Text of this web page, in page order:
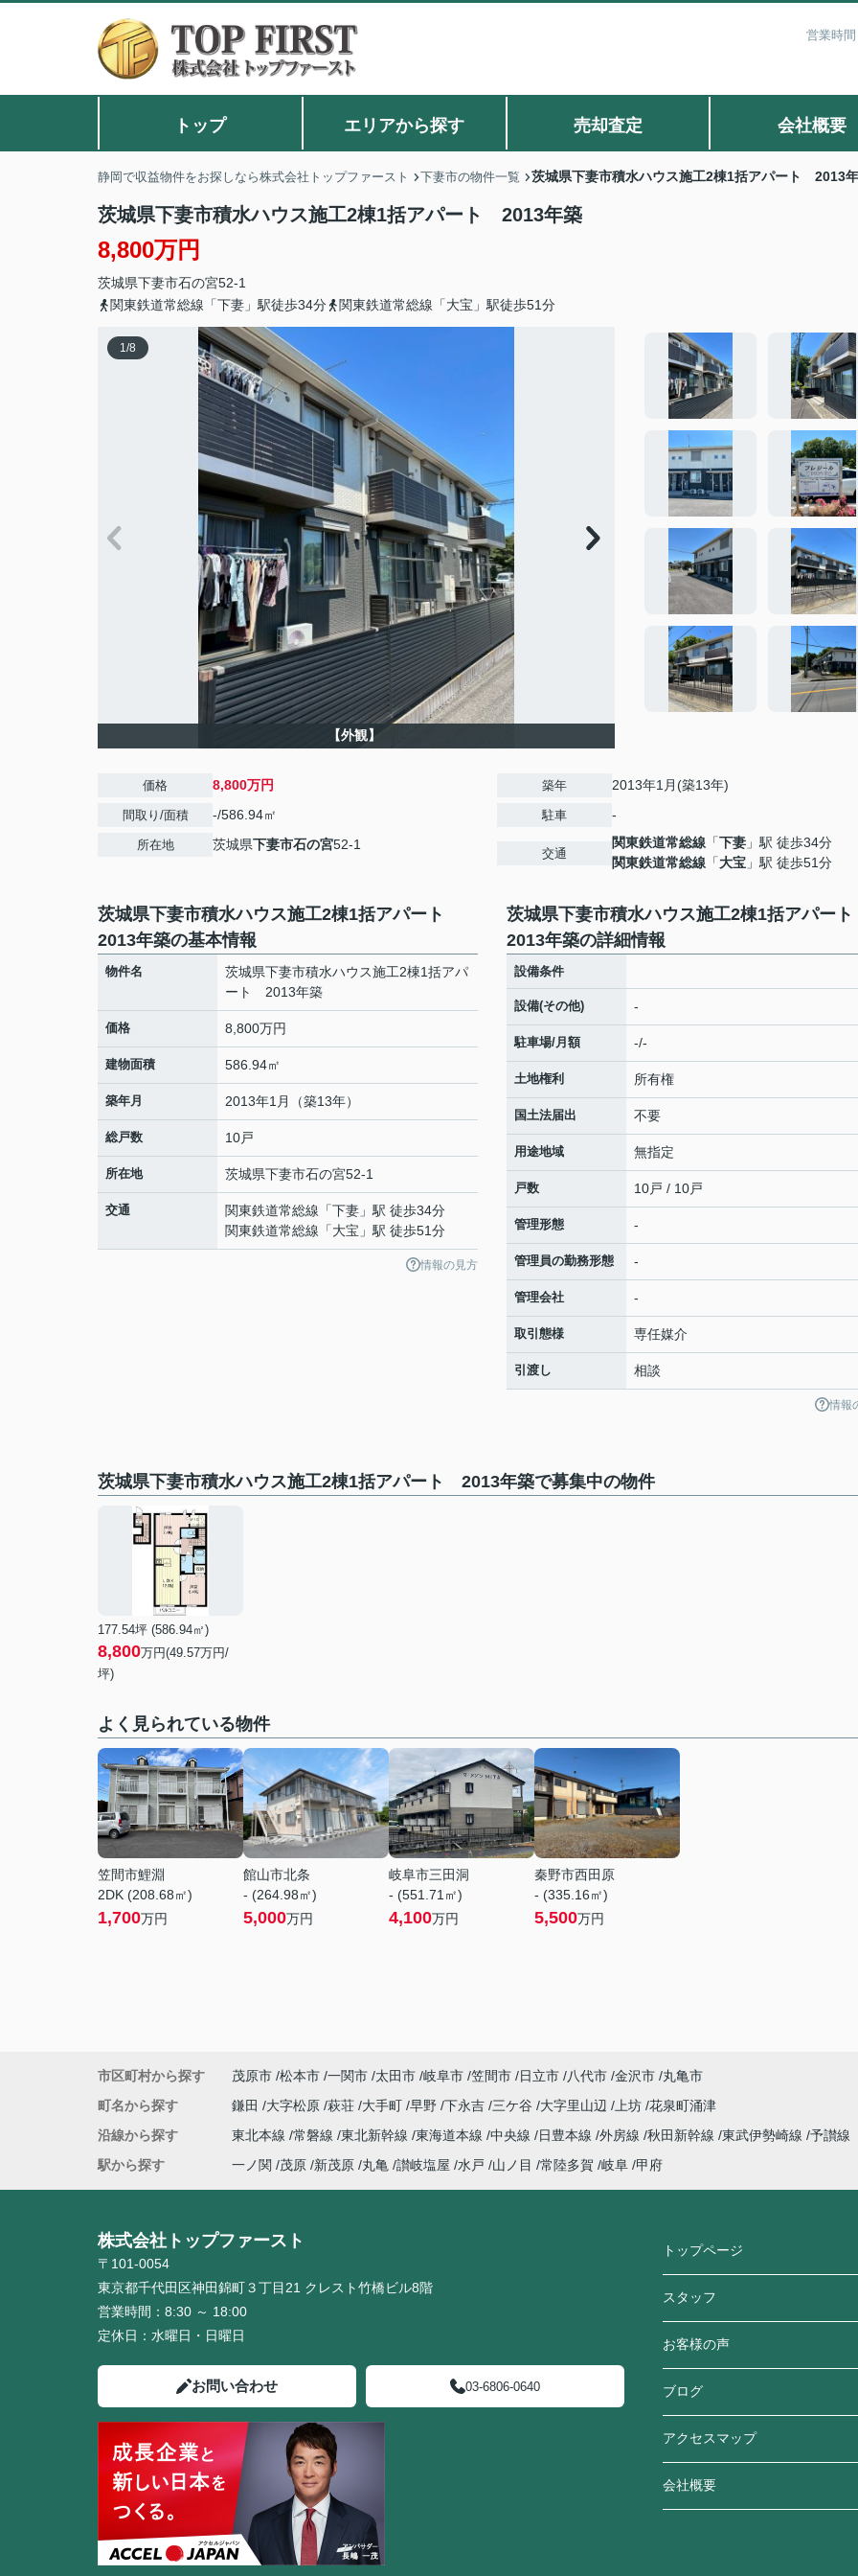
営業時
トップ エリアから探す 売却査定 会社概要
静岡で収益物件をお探しなら株式会社トップファースト 下妻市の物件一覧 茨城県下妻市積水ハウス施工2棟1括アパート 2013
茨城県下妻市積水ハウス施工2棟1括アパート 2013年築
8,800万円
茨城県下妻市石の宮52-1
関東鉄道常総線「下妻」駅徒歩34分
関東鉄道常総線「大宝」駅徒歩51分
1/8
【外観】
価格 8,800万円
間取り/面積 -/586.94㎡
所在地 茨城県下妻市石の宮52-1
築年 2013年1月(築13年)
駐車 -
交通
関東鉄道常総線 「下妻 」駅 徒歩34分
関東鉄道常総線 「大宝 」駅 徒歩51分
茨城県下妻市積水ハウス施工2棟1括アパート
2013年築の基本情報
物件名
茨城県下妻市積水ハウス施工2棟1括アパ
ート 2013年築
価格 8,800万円
建物面積 586.94㎡
築年月 2013年1月（築13年）
総戸数 10戸
所在地 茨城県下妻市石の宮52-1
交通 関東鉄道常総線 「下妻 」駅 徒歩34分
関東鉄道常総線 「大宝 」駅 徒歩51分
情報の見方
茨城県下妻市積水ハウス施工2棟1括アパー
2013年築の詳細情報
設備条件
設備(その他) -
駐車場/月額 -/-
土地権利 所有権
国土法届出 不要
用途地域 無指定
戸数 10戸 / 10戸
管理形態 -
管理員の勤務形態 -
管理会社 -
取引態様 専任媒介
引渡し 相談
情報
茨城県下妻市積水ハウス施工2棟1括アパート 2013年築で募集中の物件
177.54坪 (586.94㎡)
8,800万円(49.57万円/
坪)
よく見られている物件
笠間市鯉淵
2DK (208.68㎡)
1,700万円
館山市北条
- (264.98㎡)
5,000万円
岐阜市三田洞
- (551.71㎡)
4,100万円
秦野市西田原
- (335.16㎡)
5,500万円
市区町村から探す 茂原市 松本市 一関市 太田市 岐阜市 笠間市 日立市 八代市 金沢市 丸亀市
町名から探す
鎌田 大字松原 萩荘 大手町 早野 下永吉 三ケ谷 大字里山辺 上坊 花泉町涌津
沿線から探す
東北本線 常磐線 東北新幹線 東海道本線 中央線 日豊本線 外房線 秋田新幹線 東武伊勢崎線 予讃線
駅から探す
一ノ関 茂原 新茂原 丸亀 讃岐塩屋 水戸 山ノ目 常陸多賀 岐阜 甲府
株式会社トップファースト
〒101-0054
東京都千代田区神田錦町３丁目21 クレスト竹橋ビル8階
営業時間： 8:30 ～ 18:00
定休日： 水曜日・日曜日
お問い合わせ 03-6806-0640
トップページ
スタッフ
お客様の声
ブログ
アクセスマップ
会社概要